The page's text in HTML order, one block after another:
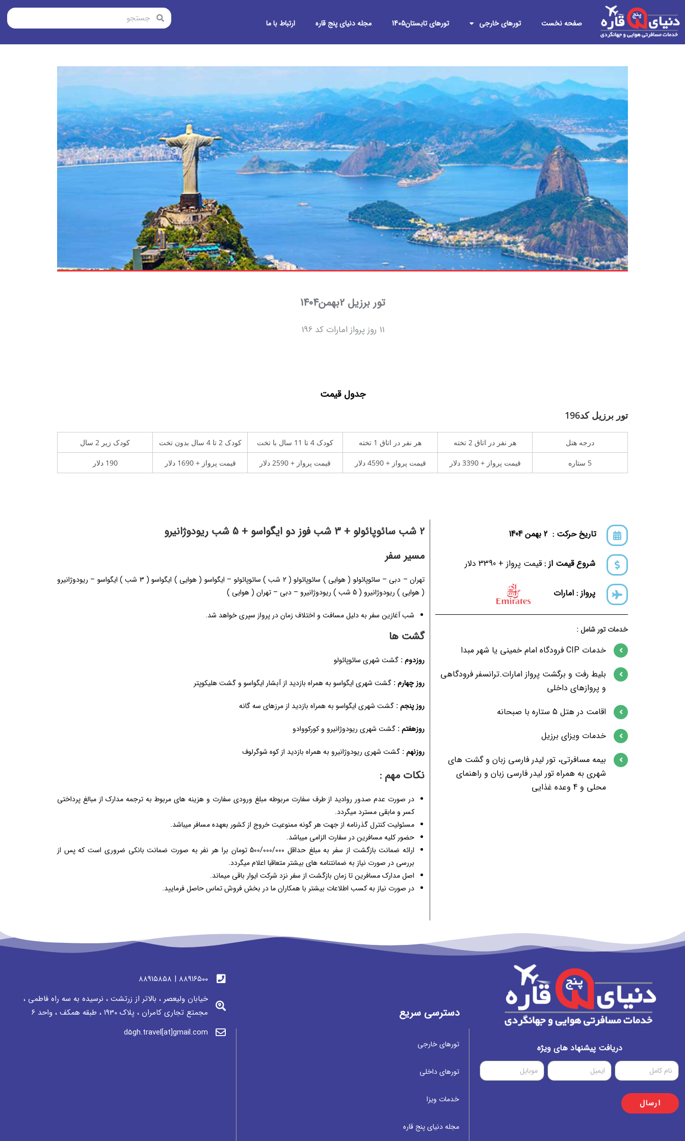
صفحه نخست تورهای خارجی تورهای تابستان1405 مجله دنیای پنج قاره ارتباط با ما
تور برزیل 2بهمن1404
11 روز پرواز امارات کد 196
جدول قیمت
تور برزیل کد196
درجه هتل هر نفر در اتاق 2 تخته هر نفر در اتاق 1 تخته کودک 4 تا 11 سال با تخت کودک 2 تا 4 سال بدون تخت کودک زیر 2 سال
5 ستاره قیمت پرواز + 3390 دلار قیمت پرواز + 4590 دلار قیمت پرواز + 2590 دلار قیمت پرواز + 1690 دلار 190 دلار
تاریخ حرکت : 2 بهمن 1404
شروع قیمت از :قیمت پرواز + 3390 دلار
پرواز : امارات
خدمات تور شامل :
خدمات CIP فرودگاه امام خمینی یا شهر مبدا
بلیط رفت و برگشت پرواز امارات.ترانسفر فرودگاهی
و پروازهای داخلی
اقامت در هتل 5 ستاره با صبحانه
خدمات ویزای برزیل
بیمه مسافرتی، تور لیدر فارسی زبان و گشت های
شهری به همراه تور لیدر فارسی زبان و راهنمای
محلی و 4 وعده غذایی
2 شب سائوپائولو + 3 شب فوز دو ایگواسو + 5 شب ریودوژانیرو
مسیر سفر
تهران – دبی – سائوپائولو ( هوایی ) سائوپائولو ( 2 شب ) سائوپائولو – ایگواسو ( هوایی ) ایگواسو ( 3 شب ) ایگواسو – ریودوژانیرو
( هوایی ) ریودوژانیرو ( 5 شب ) ریودوژانیرو – دبی – تهران ( هوایی )
شب آغازین سفر به دلیل مسافت و اختلاف زمان در پرواز سپری خواهد شد.
گشت ها
روزدوم : گشت شهری سائوپائولو
روز چهارم : گشت شهری ایگواسو به همراه بازدید از آبشار ایگواسو و گشت هلیکوپتر
روز پنجم : گشت شهری ایگواسو به همراه بازدید از مرزهای سه گانه
روزهفتم : گشت شهری ریودوژانیرو و کورکووادو
روزنهم : گشت شهری ریودوژانیرو به همراه بازدید از کوه شوگرلوف
نکات مهم :
در صورت عدم صدور روادید از طرف سفارت مربوطه مبلغ ورودی سفارت و هزینه های مربوط به ترجمه مدارک از مبالغ پرداختی
کسر و مابقی مسترد میگردد.
مسئولیت کنترل گذرنامه از جهت هر گونه ممنوعیت خروج از کشور بعهده مسافر میباشد.
حضور کلیه مسافرین در سفارت الزامی میباشد.
ارائه ضمانت بازگشت از سفر به مبلغ حداقل 500/000/000 تومان برا هر نفر به صورت ضمانت بانکی ضروری است که پس از
بررسی در صورت نیاز به ضمانتنامه های بیشتر متعاقبا اعلام میگردد.
اصل مدارک مسافرین تا زمان بازگشت از سفر نزد شرکت ایوار باقی میماند.
در صورت نیاز به کسب اطلاعات بیشتر با همکاران ما در بخش فروش تماس حاصل فرمایید.
دریافت پیشنهاد های ویژه
ارسال
دسترسی سریع
تورهای خارجی
تورهای داخلی
خدمات ویزا
مجله دنیای پنج قاره
٨٨٩١٦٥٠٠ | ٨٨٩١٥٨٥٨
خیابان ولیعصر ، بالاتر از زرتشت ، نرسيده به سه راه فاطمی ،
مجمتع تجاری كامران ، پلاک 1930 ، طبقه همکف ، واحد ٦
d5gh.travel[at]gmail.com